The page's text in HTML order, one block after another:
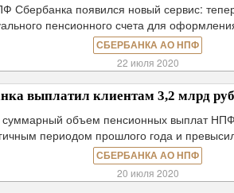
Сбербанка появился новый сервис:
пенсионного счета для
СБЕРБАНКА АО НПФ
22 июля 2020
выплатил клиентам 3,2 млрд
суммарный объем пенсионных выплат
периодом прошлого года и
СБЕРБАНКА АО НПФ
20 июля 2020